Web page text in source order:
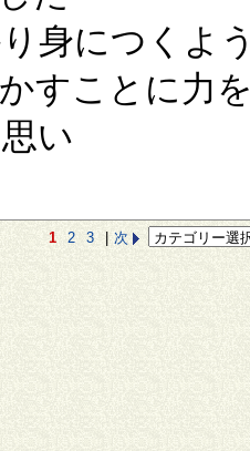
身につくよ
すことに力
い
1 2 3 次